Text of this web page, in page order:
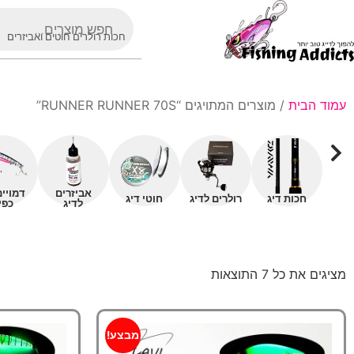
חכות רולרים חוטים ואביזרים
עמוד הבית / מוצרים המתויגים “RUNNER RUNNER 70S”
חכות דיג רולרים לדיג חוטי דיג
אביזרים
לדיג
מציגים את כל ⁦7⁩ התוצאות
מבצע!